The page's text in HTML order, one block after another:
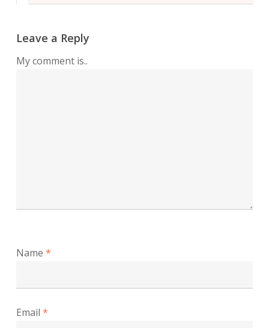
Leave a Reply
My comment is..
Name *
Email *